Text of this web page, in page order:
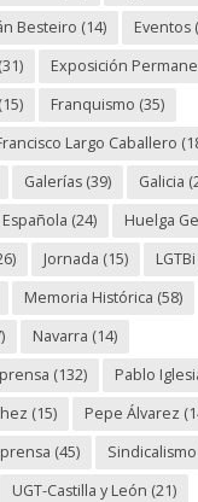
Besteiro (14) Eventos
(31) Exposición
(15) Franquismo (35)
Largo Caballero
Galerías(39) Galicia
(24) Huelga
Jornada (15) LGTBi
Memoria Histórica (58)
Navarra (14)
(132) Pablo
(15) Pepe Álvarez
(45) Sindicalismo
UGT-Castilla y León (21)